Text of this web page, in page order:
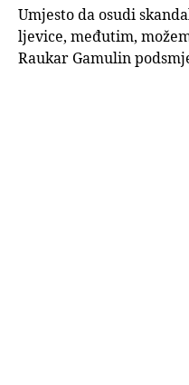
Umjesto da osudi
ljevice, međutim,
Raukar Gamulin